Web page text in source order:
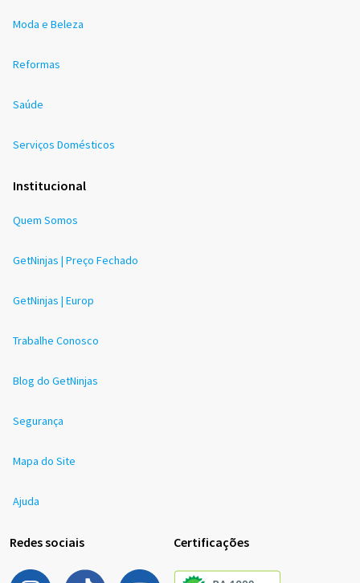
Moda e Beleza
Reformas
Saúde
Serviços Domésticos
Institucional
Quem Somos
GetNinjas | Preço Fechado
GetNinjas | Europ
Trabalhe Conosco
Blog do GetNinjas
Segurança
Mapa do Site
Ajuda
Redes sociais Certificações